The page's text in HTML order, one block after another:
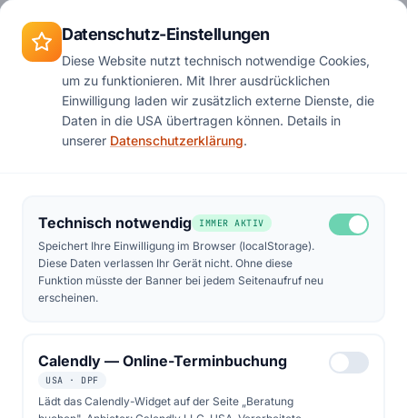
Zum Hauptinhalt springen
Podcast Folge 48
Datenschutz-Einstellungen
Diese Website nutzt technisch notwendige Cookies,
um zu funktionieren. Mit Ihrer ausdrücklichen
Einwilligung laden wir zusätzlich externe Dienste, die
Daten in die USA übertragen können. Details in
unserer Datenschutzerklärung.
Technisch notwendig IMMER AKTIV
Speichert Ihre Einwilligung im Browser (localStorage).
Diese Daten verlassen Ihr Gerät nicht. Ohne diese
Funktion müsste der Banner bei jedem Seitenaufruf neu
erscheinen.
Calendly — Online-Terminbuchung
USA · DPF
Lädt das Calendly-Widget auf der Seite „Beratung